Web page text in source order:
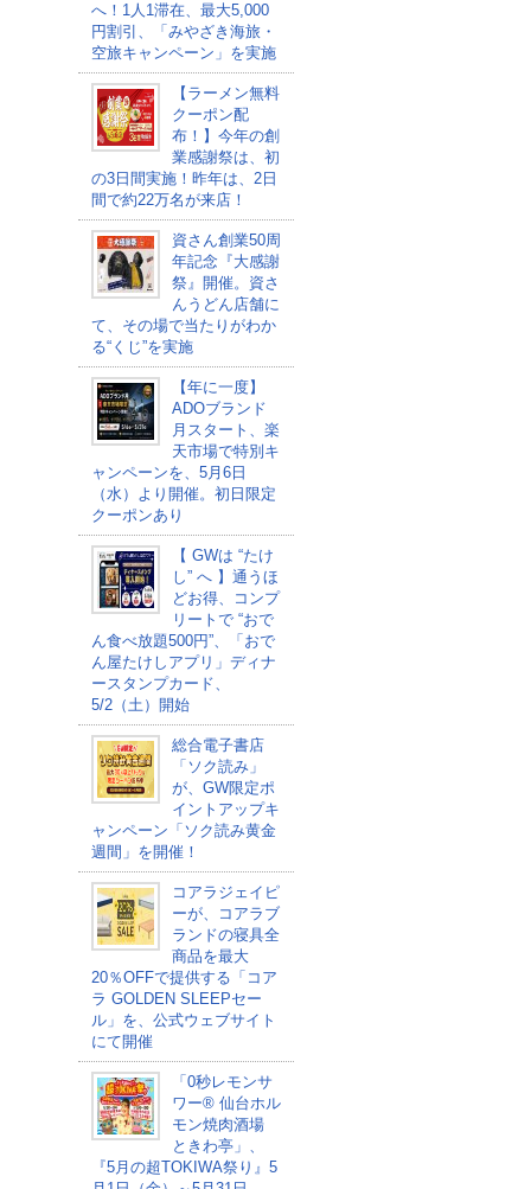
へ！1人1滞在、最大5,000
円割引、「みやざき海旅・
空旅キャンペーン」を実施
【ラーメン無料
クーポン配
布！】今年の創
業感謝祭は、初
の3日間実施！昨年は、2日
間で約22万名が来店！
資さん創業50周
年記念『大感謝
祭』開催。資さ
んうどん店舗に
て、その場で当たりがわか
る“くじ”を実施
【年に一度】
ADOブランド
月スタート、楽
天市場で特別キ
ャンペーンを、5月6日
（水）より開催。初日限定
クーポンあり
【 GWは “たけ
し” へ 】通うほ
どお得、コンプ
リートで “おで
ん食べ放題500円”、「おで
ん屋たけしアプリ」ディナ
ースタンプカード、
5/2（土）開始
総合電子書店
「ソク読み」
が、GW限定ポ
イントアップキ
ャンペーン「ソク読み黄金
週間」を開催！
コアラジェイピ
ーが、コアラブ
ランドの寝具全
商品を最大
20％OFFで提供する「コア
ラ GOLDEN SLEEPセー
ル」を、公式ウェブサイト
にて開催
「0秒レモンサ
ワー® 仙台ホル
モン焼肉酒場
ときわ亭」、
『5月の超TOKIWA祭り』5